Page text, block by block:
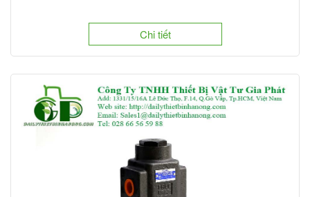
Chi tiết